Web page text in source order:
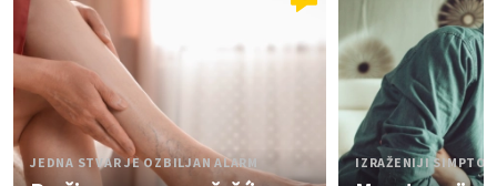
JEDNA STVAR JE OZBILJAN ALARM IZRAŽENIJI